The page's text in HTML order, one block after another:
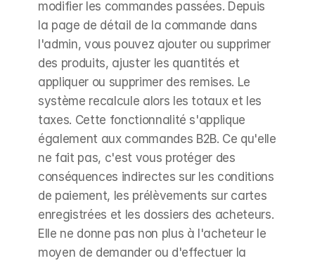
modifier les commandes passées. Depuis
la page de détail de la commande dans
l'admin, vous pouvez ajouter ou supprimer
des produits, ajuster les quantités et
appliquer ou supprimer des remises. Le
système recalcule alors les totaux et les
taxes. Cette fonctionnalité s'applique
également aux commandes B2B. Ce qu'elle
ne fait pas, c'est vous protéger des
conséquences indirectes sur les conditions
de paiement, les prélèvements sur cartes
enregistrées et les dossiers des acheteurs.
Elle ne donne pas non plus à l'acheteur le
moyen de demander ou d'effectuer la